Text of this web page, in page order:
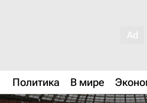
Политика В мире